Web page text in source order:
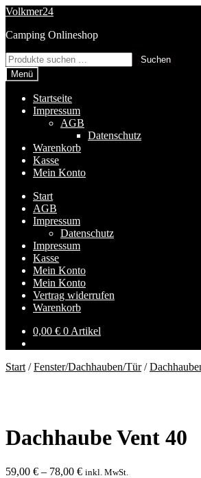
Zur
springen
Zum
springen
Volkmer24
Camping Onlineshop
Suchen
nach:
Suchen
Menü
Startseite
Impressum
AGB
Datenschutz
Warenkorb
Kasse
Mein Konto
Start
AGB
Impressum
Datenschutz
Impressum
Kasse
Mein Konto
Mein Konto
Vertrag widerrufen
Warenkorb
0,00 € 0 Artikel
Start /Fenster/Dachhauben/Tür/
Dachhaube Vent 40
59,00 € – 78,00 € inkl. MwSt.